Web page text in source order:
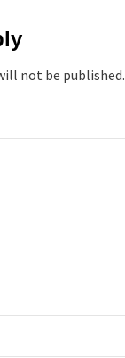
not be published.